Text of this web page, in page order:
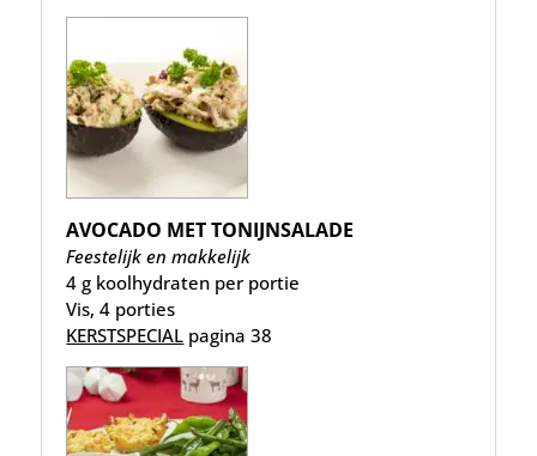
AVOCADO MET TONIJNSALADE
Feestelijk en makkelijk
4 g koolhydraten per portie
Vis, 4 porties
KERSTSPECIAL pagina 38